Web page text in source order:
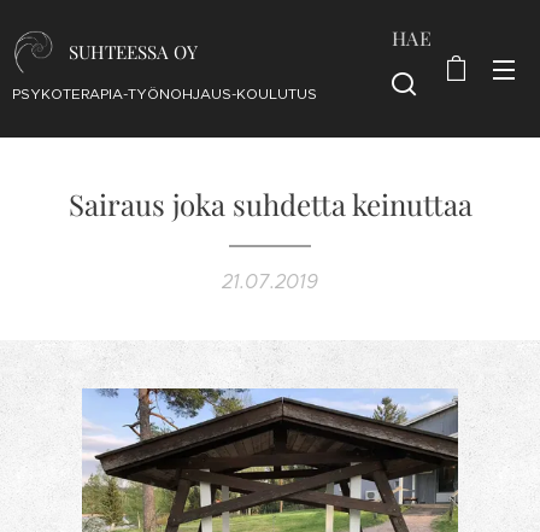
SUHTEESSA OY
PSYKOTERAPIA-TYÖNOHJAUS-KOULUTUS
HAE
Sairaus joka suhdetta keinuttaa
21.07.2019